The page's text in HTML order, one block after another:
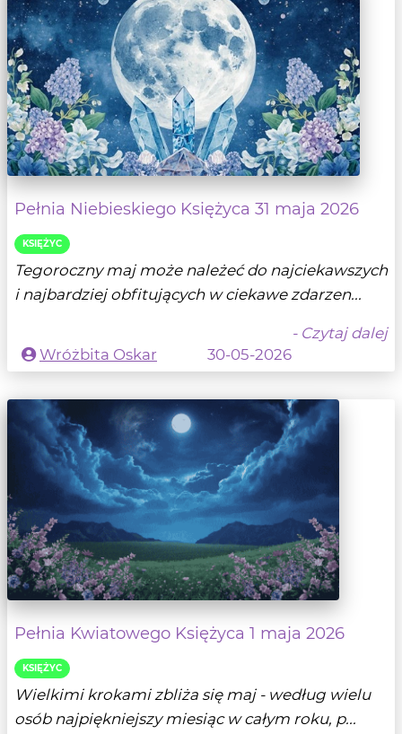
Pełnia Niebieskiego Księżyca 31 maja 2026
KSIĘŻYC
Tegoroczny maj może należeć do najciekawszych
i najbardziej obfitujących w ciekawe zdarzen...
- Czytaj dalej
Wróżbita Oskar
30-05-2026
Pełnia Kwiatowego Księżyca 1 maja 2026
KSIĘŻYC
Wielkimi krokami zbliża się maj - według wielu
osób najpiękniejszy miesiąc w całym roku, p...